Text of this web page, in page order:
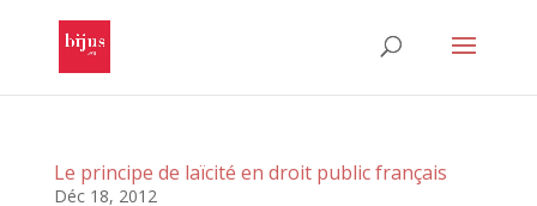
Le principe de laïcité en droit public français
Déc 18, 2012